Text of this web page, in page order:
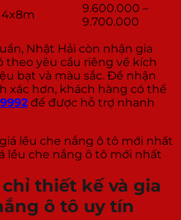
4x8m
9.600.000 –
9.700.000
Nhật Hải còn nhận gia
theo yêu cầu riêng về kích
bạt và màu sắc. Để nhận
xác hơn, khách hàng có thể
để được hỗ trợ nhanh
lều che nắng ô tô mới nhất
thiết kế và gia
ô tô uy tín